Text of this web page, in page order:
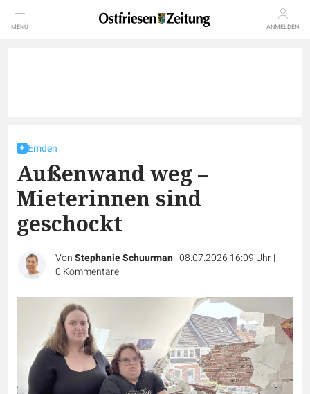
MENÜ ANMELDEN
Emden
Außenwand weg –
Mieterinnen sind
geschockt
VonStephanie Schuurman|08.07.2026 16:09 Uhr|
0 Kommentare